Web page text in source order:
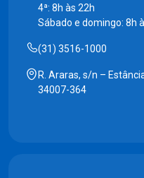
4ª: 8h às 22h
Sábado e domingo: 8h
(31) 3516-1000
R. Araras, s/n –
34007-364